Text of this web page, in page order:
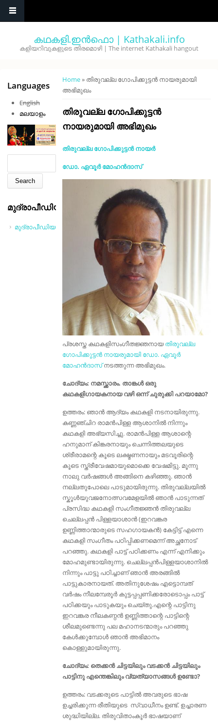
കഥകളി.ഇൻഫൊ | Kathakali.info
കളിയറിവുകളുടെ തിരമൊഴി | The internet Kathakali hangout
You are here
Home» തിരുവല്ല ഗോപിക്കുട്ടൻ നായരുമായി
അഭിമുഖം
തിരുവല്ല ഗോപിക്കുട്ടൻ
നായരുമായി അഭിമുഖം
തിരുവല്ല ഗോപിക്കുട്ടൻ നായർ
ഡോ. ഏവൂർ മോഹൻദാസ്
പ്രശസ്ത കഥകളിസംഗീതജ്ഞനായതിരുവല്ല
ഗോപിക്കുട്ടൻ നായരുമായി ഡോ. ഏവൂർ
മോഹൻദാസ്നടത്തുന്ന അഭിമുഖം.
ചോദ്യം: നമസ്ക്കാരം. താങ്കൾ ഒരു
കഥകളിഗായകനായ വഴി ഒന്ന് ചുരുക്കി പറയാമോ?
ഉത്തരം: ഞാന്‍ ആദ്യം കഥകളി നടനായിരുന്നു.
കണ്ണഞ്ചിറ രാമന്‍പിള്ള ആശാനില്‍ നിന്നും
കഥകളി അഭ്യസിച്ചു. രാമന്‍പിള്ള ആശാന്റെ
ഹനുമാന് കിങ്കരനായും ചെന്നിത്തലയുടെ
ശ്രീരാമന്റെ കൂടെ ലക്ഷ്മണനായും മടവൂരിന്റെ
കൂടെ സ്ത്രീവേഷമായുമൊക്കെ വേഷമിട്ടു. മൂന്നു
നാലു വര്‍ഷങ്ങള്‍ അങ്ങിനെ കഴിഞ്ഞു. ഞാന്‍
നല്ലതുപോലെ പാടുമായിരുന്നു. തിരുവല്ലയില്‍
സ്കൂള്‍യുവജനോത്സവമേളയില്‍ ഞാന്‍ പാടുന്നത്
പ്രസിദ്ധ കഥകളി സംഗീതജ്ഞൻ തിരുവല്ല
ചെല്ലപ്പന്‍ പിള്ളയാശാന്‍ (ഇറവങ്കര
ഉണ്ണിത്താന്മാരുടെ സഹഗായകൻ) കേട്ടിട്ട് എന്നെ
കഥകളി സംഗീതം പഠിപ്പിക്കണമെന്ന് അച്ഛനോട്
പറഞ്ഞു. കഥകളി പാട്ട് പഠിക്കണം എന്ന് എനിക്കും
മോഹമുണ്ടായിരുന്നു. ചെല്ലപ്പന്‍പിള്ളയാശാനിൽ
നിന്നും പാട്ടു പഠിച്ചാണ് ഞാന്‍ അരങ്ങില്‍
പാട്ടുകാരനായത്. അതിനുശേഷം എട്ടൊമ്പത്
വർഷം നീലമ്പേരൂർ കുട്ടപ്പപ്പണിക്കരോടൊപ്പം പാട്ട്
പഠിക്കയും പാടുകയും ചെയ്തു.എന്റെ പാട്ടിനു
ഇറവങ്കര നീലകണ്ഠന്‍ ഉണ്ണിത്താന്റെ പാട്ടിന്റെ
ശീലമുണ്ടെന്നു പല മഹാനടന്മാരും പറഞ്ഞു
കേള്‍ക്കുമ്പോള്‍ ഞാന്‍ അഭിമാനം
കൊള്ളുമായിരുന്നു.
ചോദ്യം: തെക്കന്‍ ചിട്ടയിലും വടക്കന്‍ ചിട്ടയിലും
പാട്ടിനു എന്തെങ്കിലും വ്യത്യാസങ്ങൾ ഉണ്ടോ?
ഉത്തരം: വടക്കരുടെ പാട്ടില്‍ അവരുടെ ഭാഷ
ഉച്ചരിക്കുന്ന രീതിയുടെ സ്വാധീനം ഉണ്ട്. ഉച്ചാരണ
ശുദ്ധിയില്ല. തിരുവിതാംകൂര്‍ ഭാഷയാണ്‌
Languages
English
മലയാളം
മുദ്രാപീഡിയ
മുദ്രാപീഡിയ